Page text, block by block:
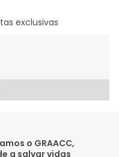
exclusivas
o GRAACC,
a salvar vidas